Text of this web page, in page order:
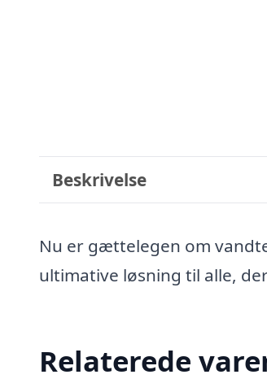
Beskrivelse
Nu er gættelegen om
ultimative løsning til alle,
Relaterede